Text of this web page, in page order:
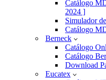
Catálogo
2024 ]
Simulador
Catálogo
Berneck
Catálogo
Catálogo
Download
Eucatex